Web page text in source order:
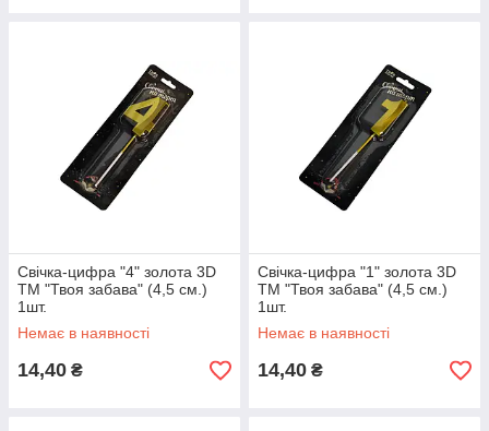
Свічка-цифра "4" золота 3D
ТМ "Твоя забава" (4,5 см.)
1шт.
Немає в наявності
14,40 ₴
Свічка-цифра "1" золота 3D
ТМ "Твоя забава" (4,5 см.)
1шт.
Немає в наявності
14,40 ₴